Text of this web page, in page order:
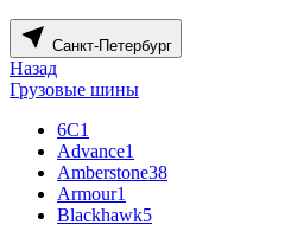
Санкт-Петербург
Назад
Грузовые шины
6С1
Advance1
Amberstone38
Armour1
Blackhawk5